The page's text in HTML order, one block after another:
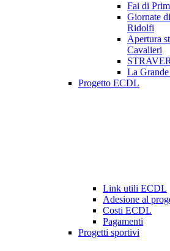
Fai di
Giornate
Ridolfi
Apertura
Cavalieri
La
Progetto ECDL
Link utili ECDL
Adesione al
Costi ECDL
Pagamenti
Progetti sportivi